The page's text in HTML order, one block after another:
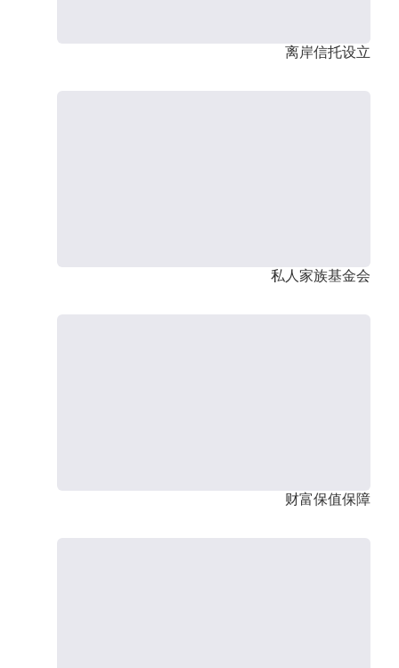
离岸信托设立
私人家族基金会
财富保值保障